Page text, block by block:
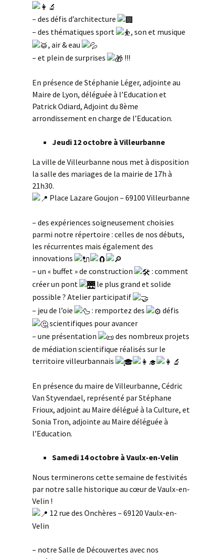
– des défis d’architecture
– des thématiques sport
, son et musique
, air & eau
– et plein de surprises
!!!
En présence de Stéphanie Léger, adjointe au
Maire de Lyon, déléguée à l’Education et
Patrick Odiard, Adjoint du 8ème
arrondissement en charge de l’Education.
Jeudi 12 octobre à Villeurbanne
La ville de Villeurbanne nous met à disposition
la salle des mariages de la mairie de 17h à
21h30.
Place Lazare Goujon – 69100 Villeurbanne
– des expériences soigneusement choisies
parmi notre répertoire : celles de nos débuts,
les récurrentes mais également des
innovations
– un « buffet » de construction
: comment
créer un pont
le plus grand et solide
possible ? Atelier participatif
– jeu de l’oie
: remportez des
défis
scientifiques pour avancer
– une présentation
des nombreux projets
de médiation scientifique réalisés sur le
territoire villeurbannais
En présence du maire de Villeurbanne, Cédric
Van Styvendael, représenté par Stéphane
Frioux, adjoint au Maire délégué à la Culture, et
Sonia Tron, adjointe au Maire déléguée à
l’Education.
Samedi 14 octobre à Vaulx-en-Velin
Nous terminerons cette semaine de festivités
par notre salle historique au cœur de Vaulx-en-
Velin !
12 rue des Onchères – 69120 Vaulx-en-
Velin
– notre Salle de Découvertes avec nos